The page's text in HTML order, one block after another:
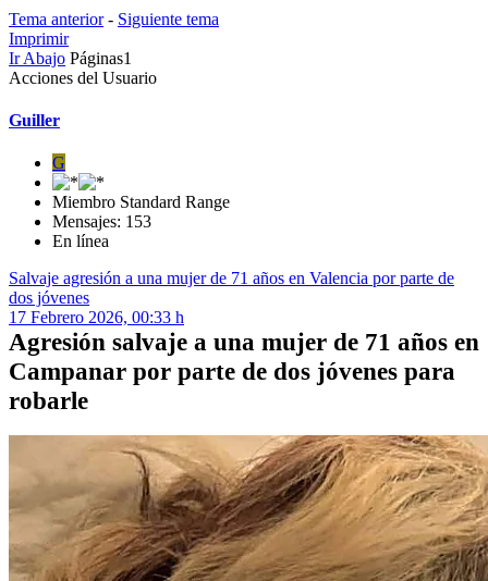
Tema anterior- Siguiente tema
Imprimir
Ir Abajo Páginas1
Acciones del Usuario
Guiller
G
Miembro Standard Range
Mensajes: 153
En línea
Salvaje agresión a una mujer de 71 años en Valencia por parte de
dos jóvenes
17 Febrero 2026, 00:33 h
Agresión salvaje a una mujer de 71 años en
Campanar por parte de dos jóvenes para
robarle